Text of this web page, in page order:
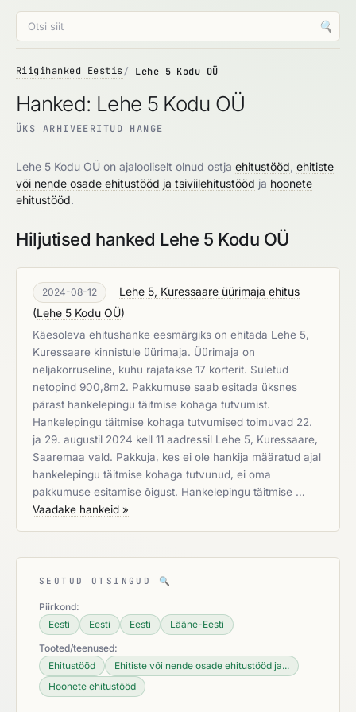
🔍
Riigihanked Eestis Lehe 5 Kodu OÜ
Hanked: Lehe 5 Kodu OÜ
ÜKS ARHIVEERITUD HANGE
Lehe 5 Kodu OÜ on ajalooliselt olnud ostja ehitustööd ehitiste
või nende osade ehitustööd ja tsiviilehitustööd ja hoonete
ehitustööd.
Hiljutised hanked Lehe 5 Kodu OÜ
2024-08-12
Lehe 5, Kuressaare üürimaja ehitus
(Lehe 5 Kodu OÜ)
Käesoleva ehitushanke eesmärgiks on ehitada Lehe 5,
Kuressaare kinnistule üürimaja. Üürimaja on
neljakorruseline, kuhu rajatakse 17 korterit. Suletud
netopind 900,8m2. Pakkumuse saab esitada üksnes
pärast hankelepingu täitmise kohaga tutvumist.
Hankelepingu täitmise kohaga tutvumised toimuvad 22.
ja 29. augustil 2024 kell 11 aadressil Lehe 5, Kuressaare,
Saaremaa vald. Pakkuja, kes ei ole hankija määratud ajal
hankelepingu täitmise kohaga tutvunud, ei oma
pakkumuse esitamise õigust. Hankelepingu täitmise …
Vaadake hankeid »
SEOTUD OTSINGUD 🔍
Piirkond:
Eesti
Eesti Eesti
Lääne-Eesti
Tooted/teenused:
Ehitustööd
Ehitiste või nende osade ehitustööd ja...
Hoonete ehitustööd